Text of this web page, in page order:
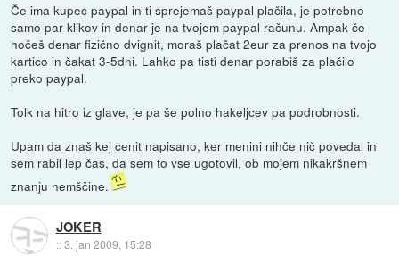
Če ima kupec paypal in ti sprejemaš paypal plačila, je potrebno
samo par klikov in denar je na tvojem paypal računu. Ampak če
hočeš denar fizično dvignit, moraš plačat 2eur za prenos na tvojo
kartico in čakat 3-5dni. Lahko pa tisti denar porabiš za plačilo
preko paypal.
Tolk na hitro iz glave, je pa še polno hakeljcev pa podrobnosti.
Upam da znaš kej cenit napisano, ker menini nihče nič povedal in
sem rabil lep čas, da sem to vse ugotovil, ob mojem nikakršnem
znanju nemščine.
JOKER
::3. jan 2009, 15:28